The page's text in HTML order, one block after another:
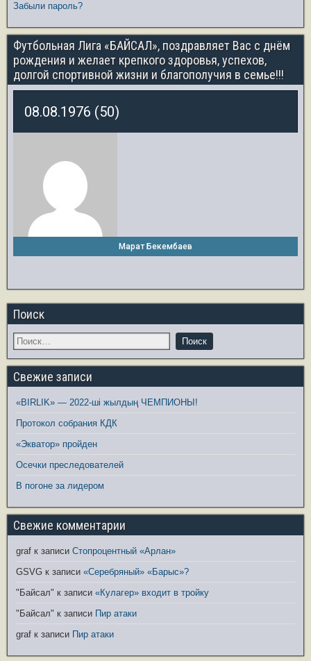
Забыли пароль?
Футбольная Лига «БАЙСАЛ», поздравляет Вас с днём
рождения и желает крепкого здоровья, успехов,
долгой спортивной жизни и благополучия в семье!!!
08.08.1976 (50)
Марат Бекембаев
Поиск
Свежие записи
«BIRLIK» — 2022-ші жылдың ЧЕМПИОНЫ!
Протокол собрания КДК
«Экватор» пройден
Осечки преследователей
В погоне за лидером
Свежие комментарии
graf к записи Стопроцентный «Арлан»
GSVG к записи «Серебряный» «Барыс»?
"Байсал" к записи «Кулагер» входит в тройку
"Байсал" к записи Пир атаки
graf к записи Пир атаки